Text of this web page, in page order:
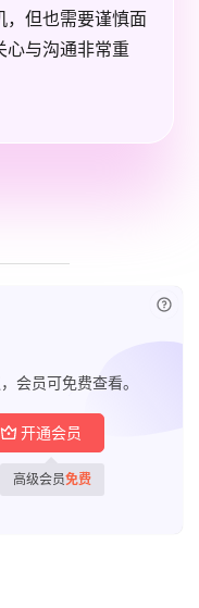
，但也需要谨慎面
心与沟通非常重
会员可免费查看。
开通会员
高级会员免费